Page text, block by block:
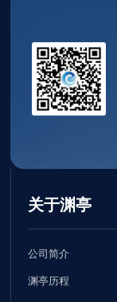
关于渊亭
公司简介
渊亭历程